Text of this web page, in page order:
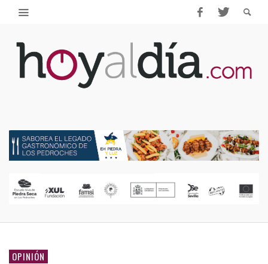
OPINIÓN